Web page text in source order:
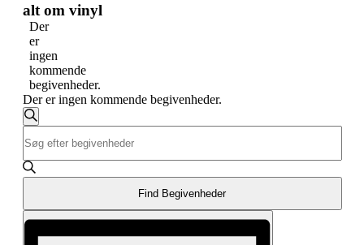
alt om vinyl
Der
er
ingen
kommende
begivenheder.
Der er ingen kommende begivenheder.
Begivenheder
Søgning
og
visninger
Navigation
Søg
efter
nøgleord.
Søg
efter
på
nøgleord.
Find Begivenheder
Begivenhed
Visninger